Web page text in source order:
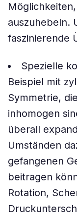
auszuhebeln.
faszinierende
Spezielle
Beispiel mit
Symmetrie,
inhomogen
überall
Umständen
gefangenen
beitragen
Rotation,